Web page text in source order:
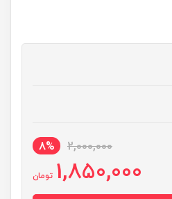
2,000,000
8%
1,850,000 تومان